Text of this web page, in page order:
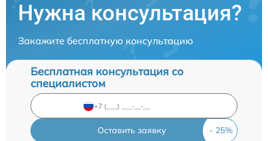
Нужна консультация?
Закажите бесплатную консультацию
Бесплатная консультация со
специалистом
Оставить заявку